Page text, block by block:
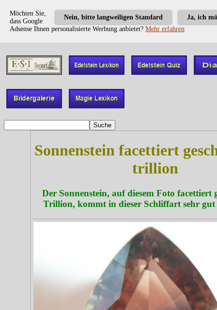
Ja, ich
Nein, bitte langweiligen Standard
Möchten Sie,
dass Google
Adsense Ihnen personalisierte Werbung anbietet? Mehr erfahren
Sonnenstein facettiert
trillion
Der Sonnenstein, auf diesem Foto facettiert
Trillion, kommt in dieser Schliffart sehr